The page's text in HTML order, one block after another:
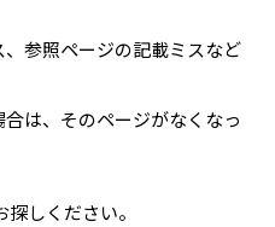
参照ページの記載ミスなど
は、そのページがなくなっ
しください。